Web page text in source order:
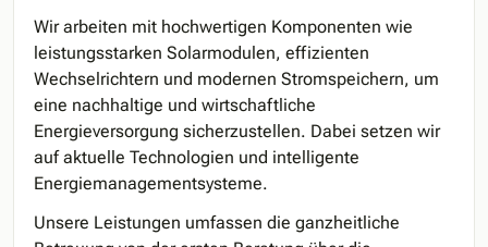
Wir arbeiten mit hochwertigen Komponenten wie
leistungsstarken Solarmodulen, effizienten
Wechselrichtern und modernen Stromspeichern, um
eine nachhaltige und wirtschaftliche
Energieversorgung sicherzustellen. Dabei setzen wir
auf aktuelle Technologien und intelligente
Energiemanagementsysteme.
Unsere Leistungen umfassen die ganzheitliche